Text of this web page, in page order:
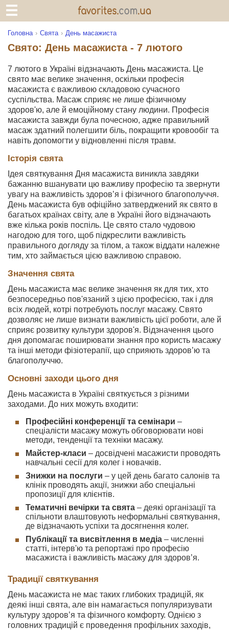
Головна Свята День масажиста
Свято: День масажиста - 7 лютого
7 лютого в Україні відзначають День масажиста. Це
свято має велике значення, оскільки професія
масажиста є важливою складовою сучасного
суспільства. Масаж сприяє не лише фізичному
здоров'ю, але й емоційному стану людини. Професія
масажиста завжди була почесною, адже правильний
масаж здатний полегшити біль, покращити кровообіг та
навіть допомогти у відновленні після травм.
Історія свята
Ідея святкування Дня масажиста виникла завдяки
бажанню вшанувати цю важливу професію та звернути
увагу на важливість здоров’я і фізичного благополуччя.
День масажиста був офіційно затверджений як свято в
багатьох країнах світу, але в Україні його відзначають
вже кілька років поспіль. Це свято стало чудовою
нагодою для того, щоб підкреслити важливість
правильного догляду за тілом, а також віддати належне
тим, хто займається цією важливою справою.
Значення свята
День масажиста має велике значення як для тих, хто
безпосередньо пов'язаний з цією професією, так і для
всіх людей, котрі потребують послуг масажу. Свято
дозволяє не лише визнати важливість цієї роботи, але й
сприяє розвитку культури здоров'я. Відзначення цього
дня допомагає поширювати знання про користь масажу
та інші методи фізіотерапії, що сприяють здоров’ю та
благополуччю.
Основні заходи цього дня
День масажиста в Україні святкується з різними
заходами. До них можуть входити:
Професійні конференції та семінари –
спеціалісти масажу можуть обговорювати нові
методи, тенденції та техніки масажу.
Майстер-класи – досвідчені масажисти проводять
навчальні сесії для колег і новачків.
Знижки на послуги – у цей день багато салонів та
клінік проводять акції, знижки або спеціальні
пропозиції для клієнтів.
Тематичні вечірки та свята – деякі організації та
спільноти влаштовують неформальні святкування,
де відзначають успіхи та досягнення колег.
Публікації та висвітлення в медіа – численні
статті, інтерв'ю та репортажі про професію
масажиста і важливість масажу для здоров’я.
Традиції святкування
День масажиста не має таких глибоких традицій, як
деякі інші свята, але він намагається популяризувати
культуру здоров’я та фізичного комфорту. Однією з
головних традицій є проведення профільних заходів,